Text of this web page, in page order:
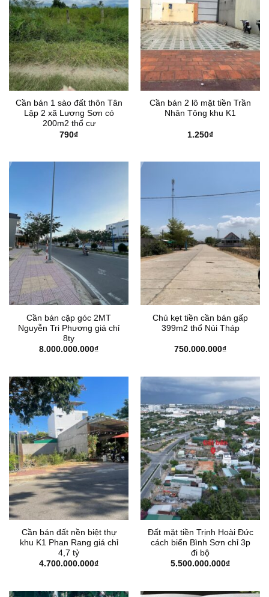
Cần bán 1 sào đất thôn Tân
Lập 2 xã Lương Sơn có
200m2 thổ cư
790₫
Cần bán 2 lô mặt tiền Trần
Nhân Tông khu K1
1.250₫
Cần bán cặp góc 2MT
Nguyễn Tri Phương giá chỉ
8ty
8.000.000.000₫
Chủ kẹt tiền cần bán gấp
399m2 thổ Núi Tháp
750.000.000₫
Cần bán đất nền biệt thự
khu K1 Phan Rang giá chỉ
4,7 tỷ
4.700.000.000₫
Đất mặt tiền Trịnh Hoài Đức
cách biển Bình Sơn chỉ 3p
đi bộ
5.500.000.000₫